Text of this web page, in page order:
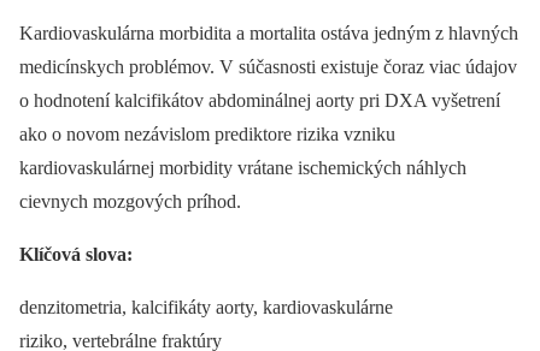
Kardiovaskulárna morbidita a mortalita ostáva jedným z hlavných
medicínskych problémov. V súčasnosti existuje čoraz viac údajov
o hodnotení kalcifikátov abdominálnej aorty pri DXA vyšetrení
ako o novom nezávislom prediktore rizika vzniku
kardiovaskulárnej morbidity vrátane ischemických náhlych
cievnych mozgových príhod.
Klíčová slova:
denzitometria, kalcifikáty aorty, kardiovaskulárne
riziko, vertebrálne fraktúry